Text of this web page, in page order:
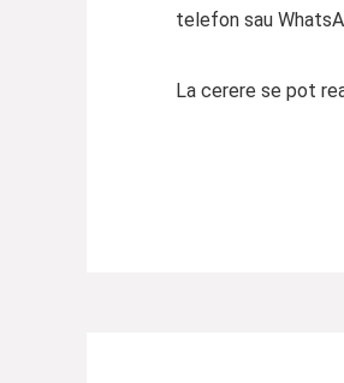
telefon sau
La cerere se pot